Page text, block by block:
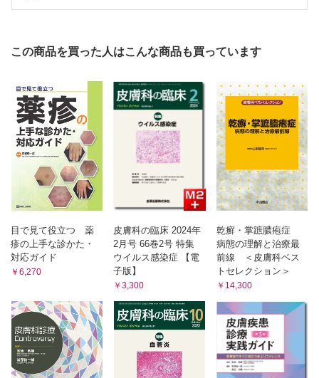
（常深 祐一郎）
症例検討会本番
議論を深めるために（内田 まやこ，矢野 良一）
■薬剤師にもできる! 将来幸せに働くための投資講座
慌てて損しないための投資哲学あれこれ（桑原 秀徳）
■「治療」「薬局」合同連載
症例×Q&A 超高齢社会シコウの利尿薬適正使用シコウ
体液過剰状態の高齢うっ血性心不全患者の入院（再入院）が繰
り返される現状，なんとかならないのか？（杉本 俊郎）
この商品を買った人はこんな商品も買っています
目で見て役立つ 薬
疹の上手な診かた・
対応ガイド
￥6,270
皮膚科の臨床 2024年
2月号 66巻2号 特集
ウイルス感染症 【電
子版】
￥3,300
乾癬・掌蹠膿疱症
病態の理解と治療最
前線 ＜皮膚科ベス
トセレクション＞
￥14,300